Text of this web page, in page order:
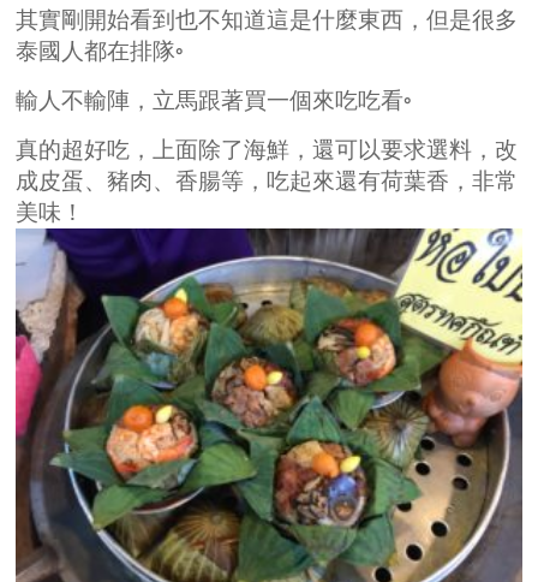
其實剛開始看到也不知道這是什麼東西，但是很多
泰國人都在排隊◦
輸人不輸陣，立馬跟著買一個來吃吃看◦
真的超好吃，上面除了海鮮，還可以要求選料，改
成皮蛋、豬肉、香腸等，吃起來還有荷葉香，非常
美味！